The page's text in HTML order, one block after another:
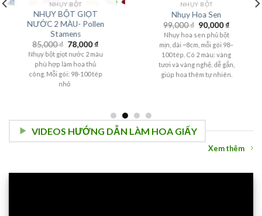
NHỤY BỘT
NHỤY BỘT GIỌT
NƯỚC 2 MÀU- Pollen
Stamens
85,000₫ 78,000₫
Nhụy bột giọt nước 2 màu
phù hợp làm hoa thủ
công. Mỗi gói: 98-100 tép
nhỏ
NHỤY BỘT
Nhụy Hoa Sen
99,000₫ 90,000₫
Nhụy hoa sen phủ bột
mịn, dài ~8cm, mỗi gói 98–
100 tép. Có 2 màu: vàng
tươi và vàng nghệ, dễ gắn,
giúp hoa thêm tự nhiên.
VIDEOS HƯỚNG DẪN LÀM HOA GIẤY
Xem thêm